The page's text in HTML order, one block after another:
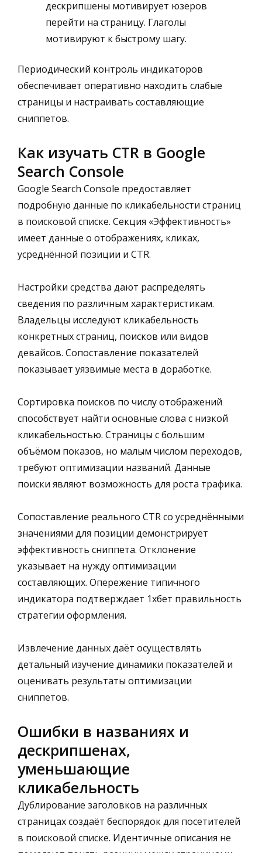
дескрипшены мотивирует юзеров
перейти на страницу. Глаголы
мотивируют к быстрому шагу.
Периодический контроль индикаторов
обеспечивает оперативно находить слабые
страницы и настраивать составляющие
сниппетов.
Как изучать CTR в Google
Search Console
Google Search Console предоставляет
подробную данные по кликабельности страниц
в поисковой списке. Секция «Эффективность»
имеет данные о отображениях, кликах,
усреднённой позиции и CTR.
Настройки средства дают распределять
сведения по различным характеристикам.
Владельцы исследуют кликабельность
конкретных страниц, поисков или видов
девайсов. Сопоставление показателей
показывает уязвимые места в доработке.
Сортировка поисков по числу отображений
способствует найти основные слова с низкой
кликабельностью. Страницы с большим
объёмом показов, но малым числом переходов,
требуют оптимизации названий. Данные
поиски являют возможность для роста трафика.
Сопоставление реального CTR со усреднёнными
значениями для позиции демонстрирует
эффективность сниппета. Отклонение
указывает на нужду оптимизации
составляющих. Опережение типичного
индикатора подтверждает 1хбет правильность
стратегии оформления.
Извлечение данных даёт осуществлять
детальный изучение динамики показателей и
оценивать результаты оптимизации
сниппетов.
Ошибки в названиях и
дескрипшенах,
уменьшающие
кликабельность
Дублирование заголовков на различных
страницах создаёт беспорядок для посетителей
в поисковой списке. Идентичные описания не